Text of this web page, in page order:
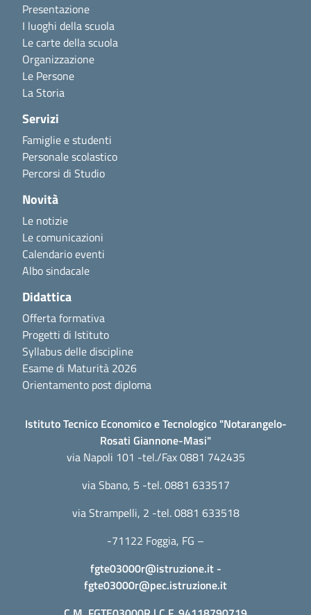
Presentazione
I luoghi della scuola
Le carte della scuola
Organizzazione
Le Persone
La Storia
Servizi
Famiglie e studenti
Personale scolastico
Percorsi di Studio
Novità
Le notizie
Le comunicazioni
Calendario eventi
Albo sindacale
Didattica
Offerta formativa
Progetti di Istituto
Syllabus delle discipline
Esame di Maturità 2026
Orientamento post diploma
Istituto Tecnico Economico e Tecnologico "Notarangelo-
Rosati Giannone-Masi"
via Napoli 101 -tel./Fax 0881 742435
via Sbano, 5 -tel. 0881 633517
via Strampelli, 2 -tel. 0881 633518
-71122 Foggia, FG –
fgte03000r@istruzione.it-
fgte03000r@pec.istruzione.it